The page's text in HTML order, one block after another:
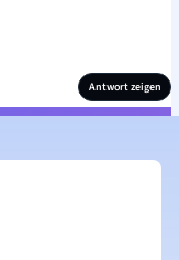
Antwort zeigen